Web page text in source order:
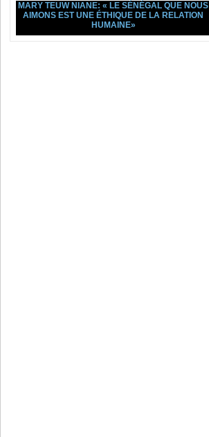
MARY TEUW NIANE: « LE SÉNÉGAL QUE NOUS
AIMONS EST UNE ÉTHIQUE DE LA RELATION
HUMAINE»